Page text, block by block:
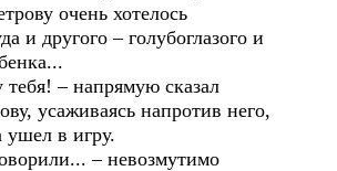
очень хотелось
и другого – голубоглазого и
– напрямую сказал
усаживаясь напротив него,
ушел в игру.
– невозмутимо